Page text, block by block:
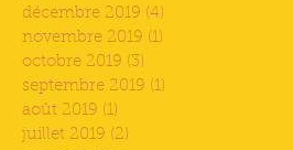
décembre 2019 (4)
novembre 2019 (1)
octobre 2019 (3)
septembre 2019 (1)
août 2019 (1)
juillet 2019 (2)